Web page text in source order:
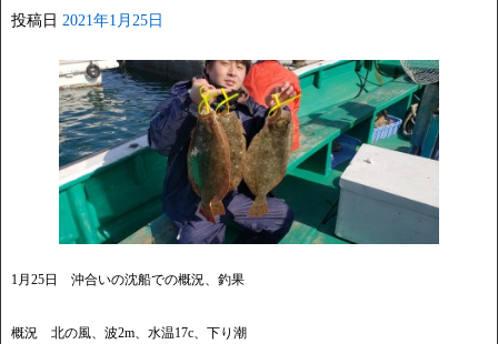
投稿日 2021年1月25日
1月25日 沖合いの沈船での概況、釣果
概況 北の風、波2m、水温17c、下り潮